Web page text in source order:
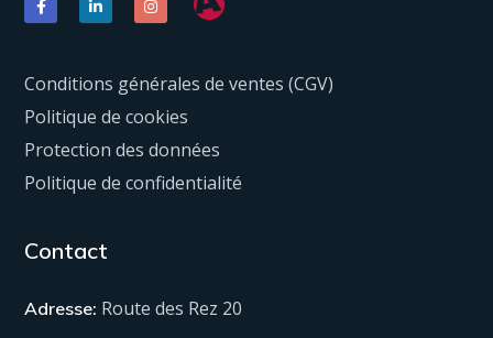
Conditions générales de ventes (CGV)
Politique de cookies
Protection des données
Politique de confidentialité
Contact
Adresse: Route des Rez 20